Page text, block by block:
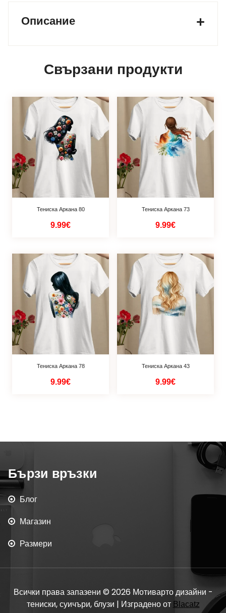
Описание
Свързани продукти
Тениска Аркана 80
9.99€
Тениска Аркана 73
9.99€
Тениска Аркана 78
9.99€
Тениска Аркана 43
9.99€
Бързи връзки
Блог
Магазин
Размери
Всички права запазени © 2026 Мотиварто дизайни -
тениски, суичъри, блузи | Изградено от Blacatz